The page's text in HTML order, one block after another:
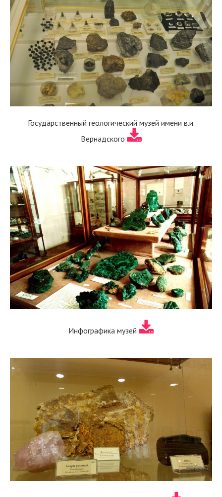
Государственный геологический музей имени в.и.
Вернадского
Инфографика музей